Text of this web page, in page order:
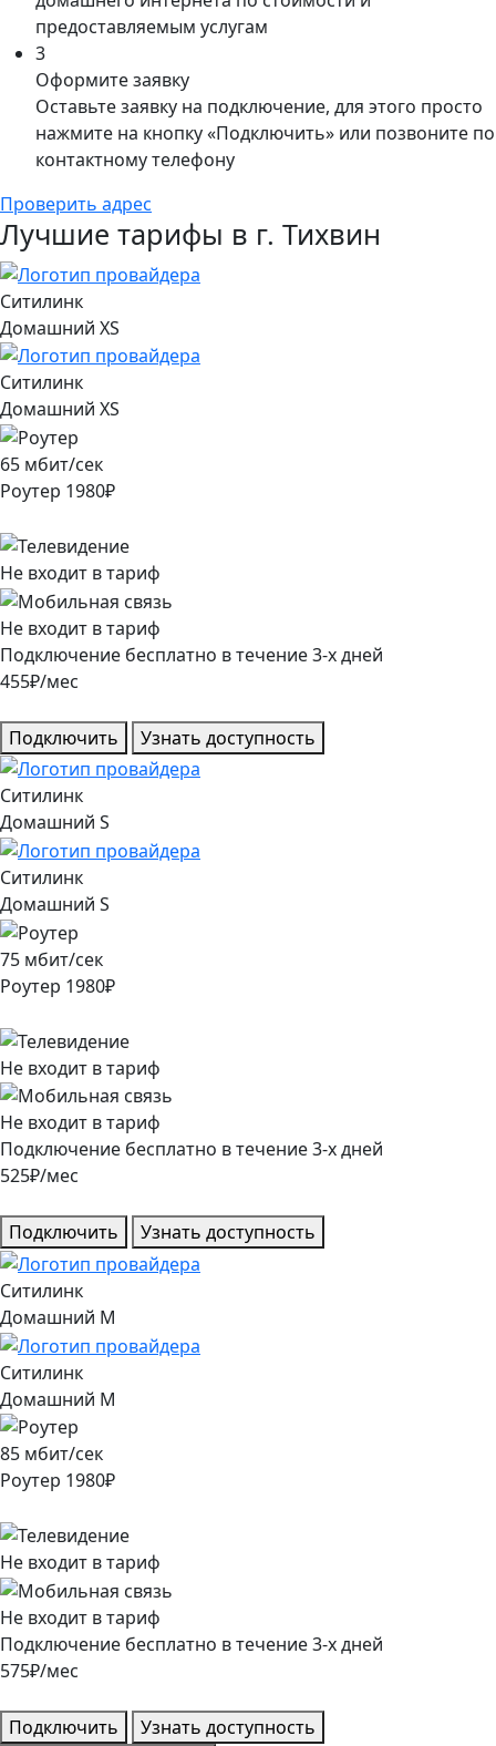
предоставляемым услугам
3
Оформите заявку
Оставьте заявку на подключение, для этого просто
нажмите на кнопку «Подключить» или позвоните по
контактному телефону
Проверить адрес
Лучшие тарифы в г. Тихвин
Ситилинк
Домашний XS
Ситилинк
Домашний XS
65 мбит/сек
Роутер 1980₽
Не входит в тариф
Не входит в тариф
Подключение бесплатно в течение3-х дней
455₽/мес
Подключить Узнать доступность
Ситилинк
Домашний S
Ситилинк
Домашний S
75 мбит/сек
Роутер 1980₽
Не входит в тариф
Не входит в тариф
Подключение бесплатно в течение3-х дней
525₽/мес
Подключить Узнать доступность
Ситилинк
Домашний M
Ситилинк
Домашний M
85 мбит/сек
Роутер 1980₽
Не входит в тариф
Не входит в тариф
Подключение бесплатно в течение3-х дней
575₽/мес
Подключить
Узнать доступность